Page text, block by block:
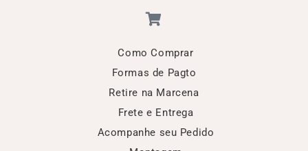
Como Comprar
Formas de Pagto
Retire na Marcena
Frete e Entrega
Acompanhe seu Pedido